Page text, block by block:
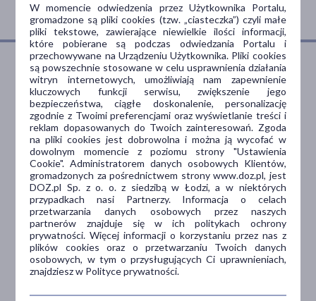
Dlaczego DOZ.pl
Niższe koszta leczenia
Darmowa dostawa do Apteki
Bezpłatna Infolinia dla
Pacjentów.
Bezpieczeństwo
Weryfikacja interakcji leków.
Encyklopedia leków i ziół
W momencie odwiedzenia przez Użytkownika Portalu,
gromadzone są pliki cookies (tzw. „ciasteczka”) czyli małe
pliki tekstowe, zawierające niewielkie ilości informacji,
które pobierane są podczas odwiedzania Portalu i
przechowywane na Urządzeniu Użytkownika. Pliki cookies
są powszechnie stosowane w celu usprawnienia działania
witryn internetowych, umożliwiają nam zapewnienie
kluczowych funkcji serwisu, zwiększenie jego
bezpieczeństwa, ciągłe doskonalenie, personalizację
zgodnie z Twoimi preferencjami oraz wyświetlanie treści i
reklam dopasowanych do Twoich zainteresowań. Zgoda
na pliki cookies jest dobrowolna i można ją wycofać w
dowolnym momencie z poziomu strony "Ustawienia
Cookie". Administratorem danych osobowych Klientów,
gromadzonych za pośrednictwem strony www.doz.pl, jest
DOZ.pl Sp. z o. o. z siedzibą w Łodzi, a w niektórych
przypadkach nasi Partnerzy. Informacja o celach
przetwarzania danych osobowych przez naszych
partnerów znajduje się w ich politykach ochrony
prywatności. Więcej informacji o korzystaniu przez nas z
plików cookies oraz o przetwarzaniu Twoich danych
osobowych, w tym o przysługujących Ci uprawnieniach,
znajdziesz w Polityce prywatności.